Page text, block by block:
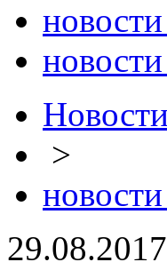
Новости
>
29.08.2017